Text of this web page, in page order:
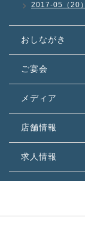
2017-05（20）
おしながき
ご宴会
メディア
店舗情報
求人情報